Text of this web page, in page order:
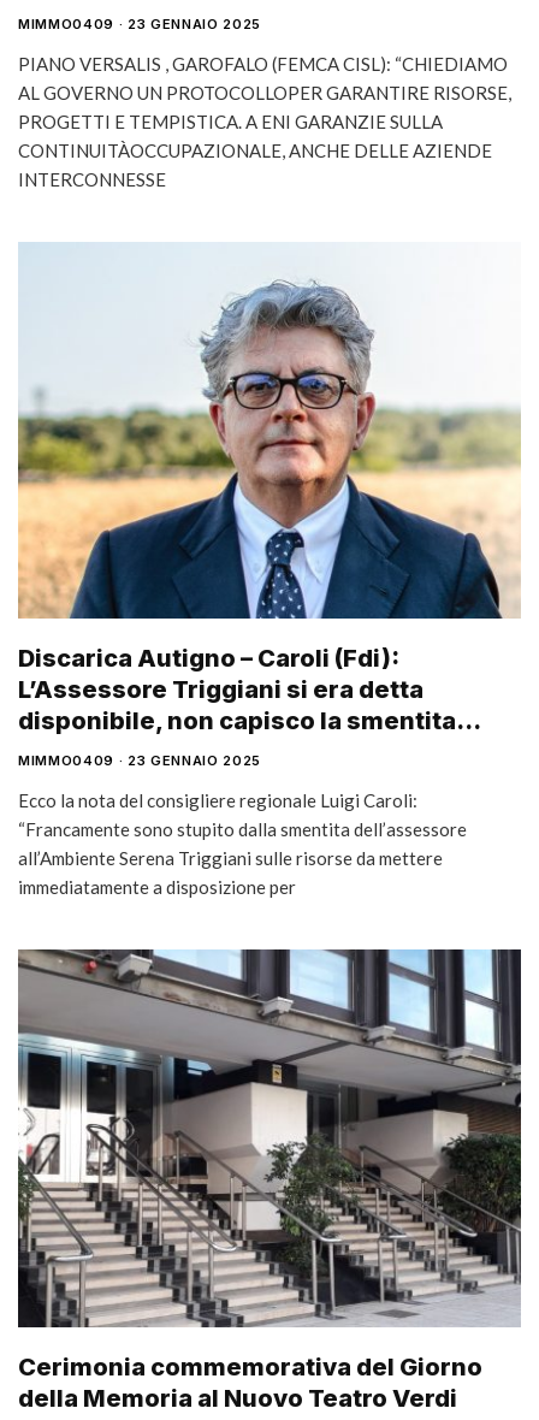
MIMMO0409 23 GENNAIO 2025
PIANO VERSALIS , GAROFALO (FEMCA CISL): “CHIEDIAMO
AL GOVERNO UN PROTOCOLLOPER GARANTIRE RISORSE,
PROGETTI E TEMPISTICA. A ENI GARANZIE SULLA
CONTINUITÀOCCUPAZIONALE, ANCHE DELLE AZIENDE
INTERCONNESSE
Discarica Autigno – Caroli (Fdi):
L’Assessore Triggiani si era detta
disponibile, non capisco la smentita…
MIMMO0409 23 GENNAIO 2025
Ecco la nota del consigliere regionale Luigi Caroli:
“Francamente sono stupito dalla smentita dell’assessore
all’Ambiente Serena Triggiani sulle risorse da mettere
immediatamente a disposizione per
Cerimonia commemorativa del Giorno
della Memoria al Nuovo Teatro Verdi